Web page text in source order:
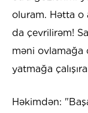
oluram. Hətta o
da çevrilirəm!
məni ovlamağa
yatmağa
Həkimdən: